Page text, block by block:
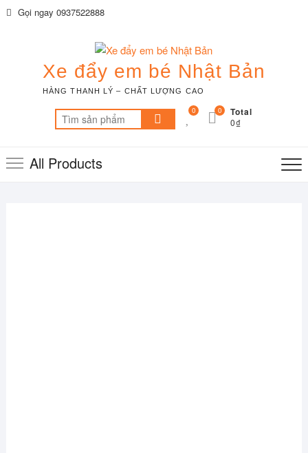
SkipGọi ngay 0937522888
Xe đẩy em bé Nhật Bản
HÀNG THANH LÝ – CHẤT LƯỢNG CAO
Tìm
kiếm:
0 Total
0₫
0
All Products